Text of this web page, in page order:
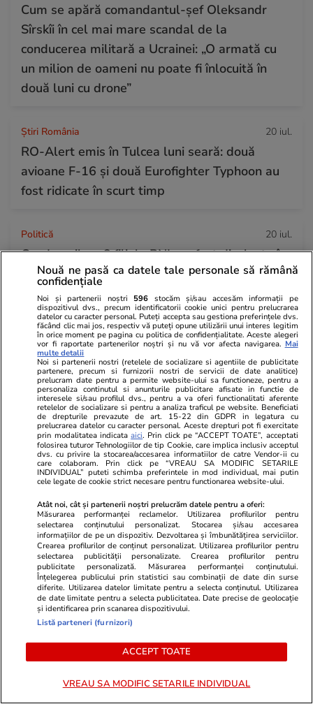
Cum se apără comandantul-șef Oleksandr
Sîrskîi în cel mai mare scandal de la
conducerea militară a Ucrainei: „O armată cu
un milion de oameni nu poate fi înlocuită în
două luni cu drone”
Știri România 20 iul.
RO-Alert emis în Tulcea luni seară: două
avioane F-16 și două Eurofighter Typhoon au
fost ridicate în scurt timp
Politică 20 iul.
Conducerile a 6 filiale PNL au fost dizolvate în
ședința Biroului Politic Național. Ce lideri au
fost demiși de Ilie Bolojan
Citește mai multe
TRENDING
Horoscop 20 iul.
Horoscop 21 iulie 2026. Taurii au șansa de a
descoperi metode noi de economisire sau de
îmbunătățire a situației financiare
Stiri Mondene 17 iul.
Data oficială la care începe „Insula iubirii”
2026. Antena 1 a făcut anunțul mult așteptat
despre sezonul 10
Stiri Mondene
Artistul din România care merge la concerte cu
elicopterul: „Nu este despre lux, ci despre
eficiență”
Nouă ne pasă ca datele tale personale să rămână
confidențiale
Noi și partenerii noștri 596 stocăm și/sau accesăm informații pe
dispozitivul dvs., precum identificatorii cookie unici pentru prelucrarea
datelor cu caracter personal. Puteți accepta sau gestiona preferințele dvs.
făcând clic mai jos, respectiv vă puteți opune utilizării unui interes legitim
în orice moment pe pagina cu politica de confidențialitate. Aceste alegeri
vor fi raportate partenerilor noștri și nu vă vor afecta navigarea. Mai
multe detalii
Noi si partenerii nostri (retelele de socializare si agentiile de publicitate
partenere, precum si furnizorii nostri de servicii de date analitice)
prelucram date pentru a permite website-ului sa functioneze, pentru a
personaliza continutul si anunturile publicitare afisate in functie de
interesele si/sau profilul dvs., pentru a va oferi functionalitati aferente
retelelor de socializare si pentru a analiza traficul pe website. Beneficiati
de drepturile prevazute de art. 15-22 din GDPR in legatura cu
prelucrarea datelor cu caracter personal. Aceste drepturi pot fi exercitate
prin modalitatea indicataaici. Prin click pe “ACCEPT TOATE”, acceptati
folosirea tuturor Tehnologiilor de tip Cookie, care implica inclusiv acceptul
dvs. cu privire la stocarea/accesarea informatiilor de catre Vendor-ii cu
care colaboram. Prin click pe “VREAU SA MODIFIC SETARILE
INDIVIDUAL” puteti schimba preferintele in mod individual, mai putin
cele legate de cookie strict necesare pentru functionarea website-ului.
Atât noi, cât și partenerii noștri prelucrăm datele pentru a oferi:
Măsurarea performanței reclamelor. Utilizarea profilurilor pentru
selectarea conținutului personalizat. Stocarea și/sau accesarea
informațiilor de pe un dispozitiv. Dezvoltarea și îmbunătățirea serviciilor.
Crearea profilurilor de conținut personalizat. Utilizarea profilurilor pentru
selectarea publicității personalizate. Crearea profilurilor pentru
publicitate personalizată. Măsurarea performanței conținutului.
Înțelegerea publicului prin statistici sau combinații de date din surse
diferite. Utilizarea datelor limitate pentru a selecta conținutul. Utilizarea
de date limitate pentru a selecta publicitatea. Date precise de geolocație
și identificarea prin scanarea dispozitivului.
Listă parteneri (furnizori)
ACCEPT TOATE
VREAU SA MODIFIC SETARILE INDIVIDUAL